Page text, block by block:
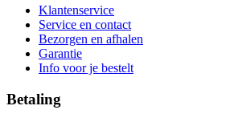
Klantenservice
Service en contact
Bezorgen en afhalen
Garantie
Info voor je bestelt
Betaling